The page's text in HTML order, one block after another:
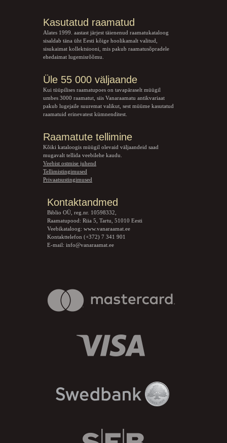
Kasutatud raamatud
Alates 1999. aastast järjest täienenud raamatukataloog
sisaldab täna üht Eesti kõige hoolikamalt valitud,
sisukaimat kollektsiooni, mis pakub raamatusõpradele
ehedaimat lugemisrõõmu.
Üle 55 000 väljaande
Kui tüüpilises raamatupoes on tavapäraselt müügil
umbes 3000 raamatut, siis Vanaraamatu antikvariaat
pakub lugejaile suuremat valikut, sest müüme kasutatud
raamatuid erinevatest kümnenditest.
Raamatute tellimine
Kõiki kataloogis müügil olevaid väljaandeid saad
mugavalt tellida veebilehe kaudu.
Veebist ostmise juhend
Tellimistingimused
Privaatsustingimused
Kontaktandmed
Biblio OÜ, reg.nr. 10598332,
Raamatupood: Riia 5, Tartu, 51010 Eesti
Veebikataloog: www.vanaraamat.ee
Kontakttelefon (+372) 7 341 901
E-mail: info@vanaraamat.ee